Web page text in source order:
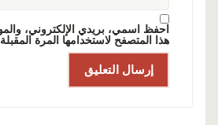
احفظ اسمي، بريدي الإلكتروني،
هذا المتصفح لاستخدامها المرة